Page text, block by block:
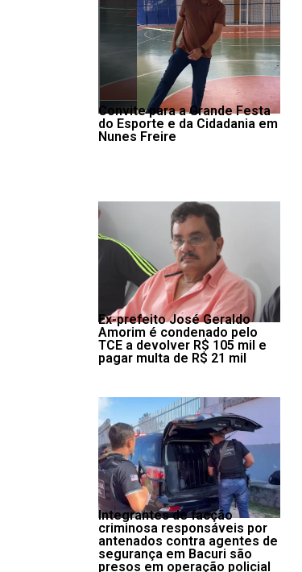
Convite para a Grande Festa
do Esporte e da Cidadania em
Nunes Freire
Ex-prefeito José Geraldo
Amorim é condenado pelo
TCE a devolver R$ 105 mil e
pagar multa de R$ 21 mil
Integrantes de facção
criminosa responsáveis por
antenados contra agentes de
segurança em Bacuri são
presos em operação policial